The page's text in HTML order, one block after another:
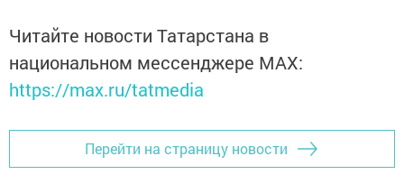
Читайте новости Татарстана в
национальном мессенджере MАХ:
https://max.ru/tatmedia
Перейти на страницу новости